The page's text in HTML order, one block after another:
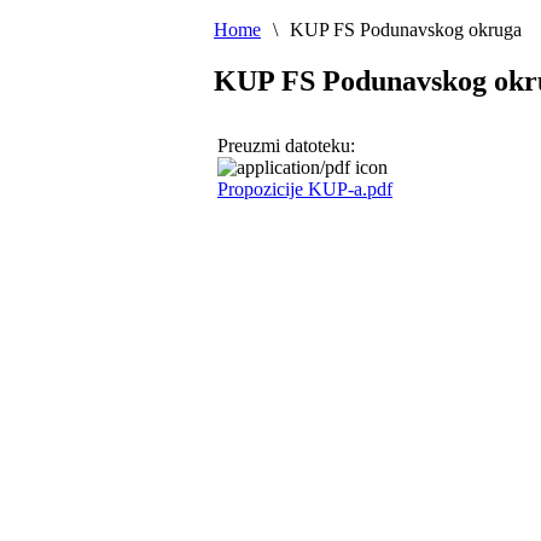
Home \ KUP FS Podunavskog okruga
KUP FS Podunavskog
Preuzmi datoteku:
Propozicije KUP-a.pdf